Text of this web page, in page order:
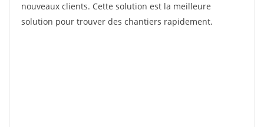
nouveaux clients. Cette solution est la meilleure
solution pour trouver des chantiers rapidement.